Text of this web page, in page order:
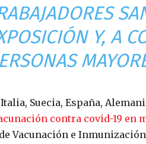
Y, A
Suecia, España,
contra covid-19 en
Vacunación e